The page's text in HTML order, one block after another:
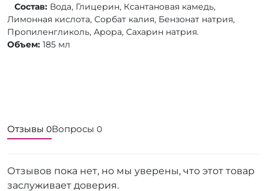
Состав: Вода, Глицерин, Ксантановая камедь,
Лимонная кислота, Сорбат калия, Бензонат натрия,
Пропиленгликоль, Арора, Сахарин натрия.
Объем: 185 мл
Отзывы 0Вопросы 0
Отзывов пока нет, но мы уверены, что этот товар
заслуживает доверия.